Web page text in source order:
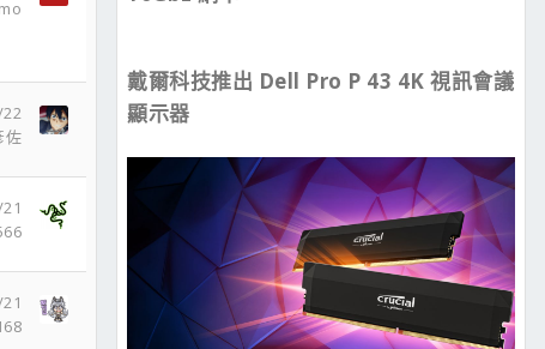
佐
戴爾科技推出 Dell Pro P 43 4K 視訊會議
顯示器